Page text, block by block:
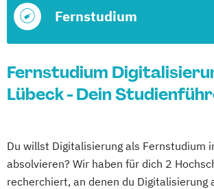
Fernstudium
Fernstudium
Lübeck - Dein
Du willst Digitalisierung als Fernstudium
absolvieren? Wir haben für dich 2
recherchiert, an denen du Digitalisierung